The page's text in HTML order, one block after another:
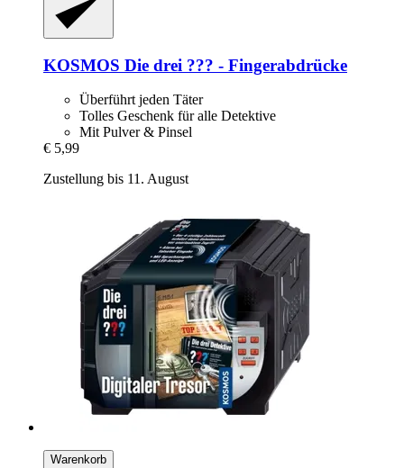
KOSMOS Die drei ??? -​ Fingerabdrücke
Überführt jeden Täter
Tolles Geschenk für alle Detektive
Mit Pulver & Pinsel
€ 5,99
Zustellung bis 11. August
Warenkorb